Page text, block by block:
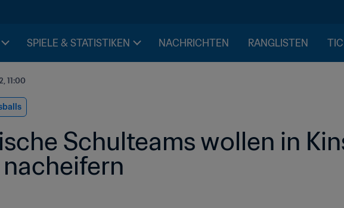
SPIELE & STATISTIKEN NACHRICHTEN RANGLISTEN
11:00
Schulteams wollen in